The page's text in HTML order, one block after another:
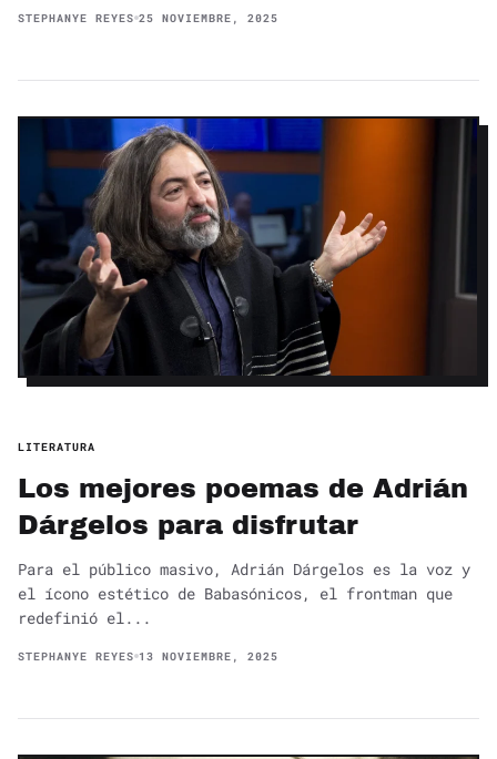
STEPHANYE REYES 25 NOVIEMBRE, 2025
LITERATURA
Los mejores poemas de Adrián
Dárgelos para disfrutar
Para el público masivo, Adrián Dárgelos es la voz y
el ícono estético de Babasónicos, el frontman que
redefinió el...
STEPHANYE REYES 13 NOVIEMBRE, 2025